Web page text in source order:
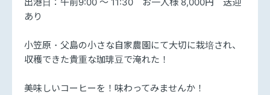
出港日：午前9:00 ～ 11:30 お一人様 8,000円 送迎
あり
小笠原・父島の小さな自家農園にて大切に栽培され、
収穫できた貴重な珈琲豆で淹れた！
美味しいコーヒーを！味わってみませんか！